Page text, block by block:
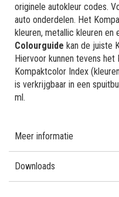
originele autokleur codes.
auto onderdelen. Het
kleuren, metallic kleuren en
Colourguide kan de juiste
Hiervoor kunnen tevens
Kompaktcolor Index
is verkrijgbaar in een
ml.
Meer informatie
Downloads